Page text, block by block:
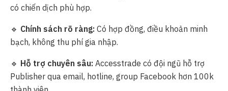
có chiến dịch phù hợp.
🔹 Chính sách rõ ràng: Có hợp đồng, điều khoản minh
bạch, không thu phí gia nhập.
🔹 Hỗ trợ chuyên sâu: Accesstrade có đội ngũ hỗ trợ
Publisher qua email, hotline, group Facebook hơn 100k